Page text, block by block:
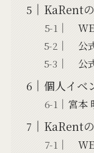
KaRent
公
公
個人イベ
宮本
KaRent